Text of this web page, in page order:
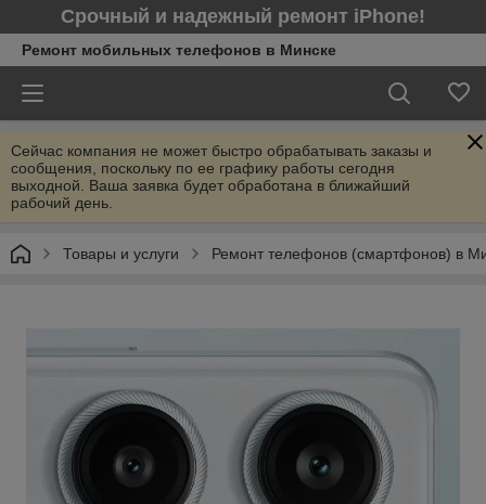
Срочный и надежный ремонт iPhone!
Ремонт мобильных телефонов в Минcке
Сейчас компания не может быстро обрабатывать заказы и
сообщения, поскольку по ее графику работы сегодня
выходной. Ваша заявка будет обработана в ближайший
рабочий день.
Товары и услуги Ремонт телефонов (смартфонов) в